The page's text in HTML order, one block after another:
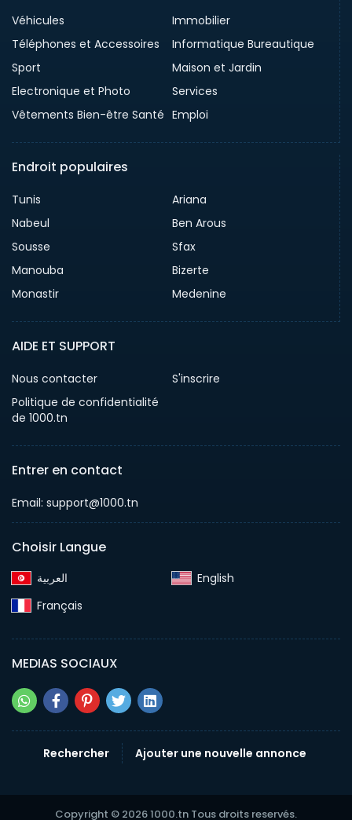
Véhicules
Immobilier
Téléphones et Accessoires
Informatique Bureautique
Sport
Maison et Jardin
Electronique et Photo
Services
Vêtements Bien-être Santé Emploi
Endroit populaires
Tunis
Ariana
Nabeul
Ben Arous
Sousse
Sfax
Manouba
Bizerte
Monastir
Medenine
AIDE ET SUPPORT
Nous contacter
S'inscrire
Politique de confidentialité
de 1000.tn
Entrer en contact
Email: support@1000.tn
Choisir Langue
English‎
Français‎
MEDIAS SOCIAUX
Rechercher Ajouter une nouvelle annonce
Copyright © 2026 1000.tn Tous droits reservés.